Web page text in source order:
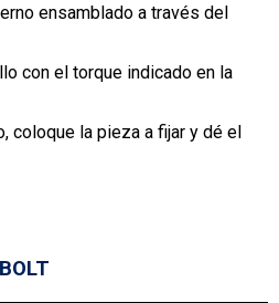
ensamblado a través del
con el torque indicado en la
coloque la pieza a fijar y dé el